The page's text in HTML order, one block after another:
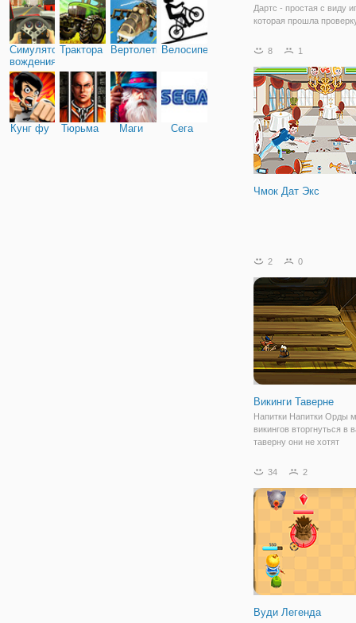
Симулятор
вождения
Трактора ВертолетыВелосипед
Кунг фу Тюрьма Маги Сега
Дартс - простая с виду
которая прошла
покидать дротики не
онлайн, в игре
"Профессиональный
онлайн". Это
в
8 1
Чмок Дат Экс
2 0
Викинги Таверне
Напитки Напитки Орды
викингов вторгнуться в
таверну они не хотят
их единственная цель
пива утолить жажду,
они нетерпеливы
34 2
Вуди Легенда